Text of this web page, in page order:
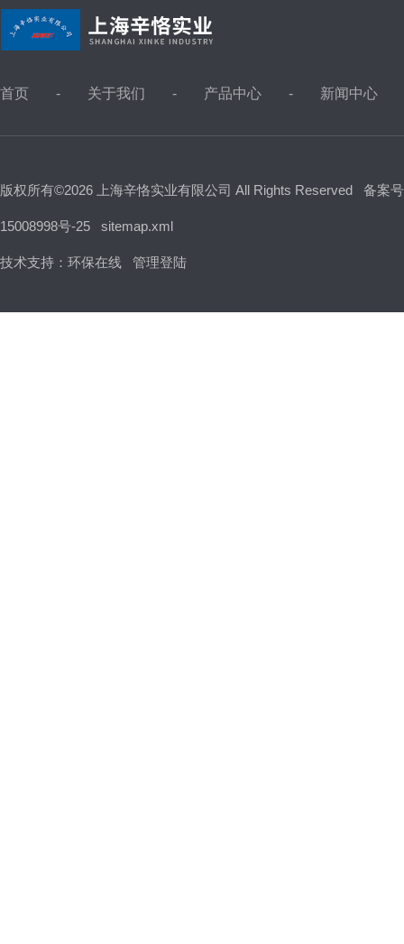
首页 关于我们 产品中心 新闻中心
版权所有©2026 上海辛恪实业有限公司 All Rights Reserved 备案
15008998号-25 sitemap.xml
技术支持： 环保在线 管理登陆